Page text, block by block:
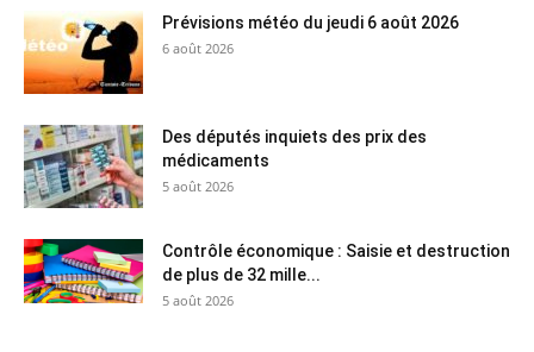
Prévisions météo du jeudi 6 août 2026
6 août 2026
Des députés inquiets des prix des
médicaments
5 août 2026
Contrôle économique : Saisie et destruction
de plus de 32 mille...
5 août 2026